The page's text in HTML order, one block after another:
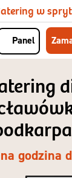
w
Panel
godzina